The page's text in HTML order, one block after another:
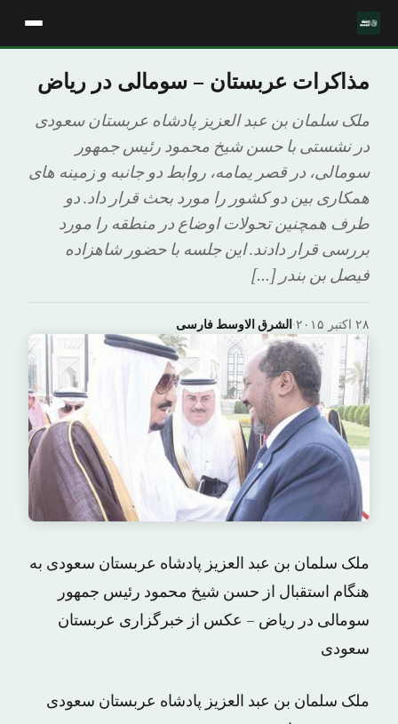
مذاکرات عربستان – سومالی در ریاض
ملک سلمان بن عبد العزیز پادشاه عربستان سعودی
در نشستی با حسن شیخ محمود رئیس جمهور
سومالی، در قصر یمامه، روابط دو جانبه و زمینه های
همکاری بین دو کشور را مورد بحث قرار داد. دو
طرف همچنین تحولات اوضاع در منطقه را مورد
بررسی قرار دادند. این جلسه با حضور شاهزاده
فیصل بن بندر […]
الشرق الاوسط فارسی· ۲۸ اکتبر ۲۰۱۵
ملک سلمان بن عبد العزیز پادشاه عربستان سعودی به
هنگام استقبال از حسن شیخ محمود رئیس جمهور
سومالی در ریاض – عکس از خبرگزاری عربستان
سعودی
ملک سلمان بن عبد العزیز پادشاه عربستان سعودی